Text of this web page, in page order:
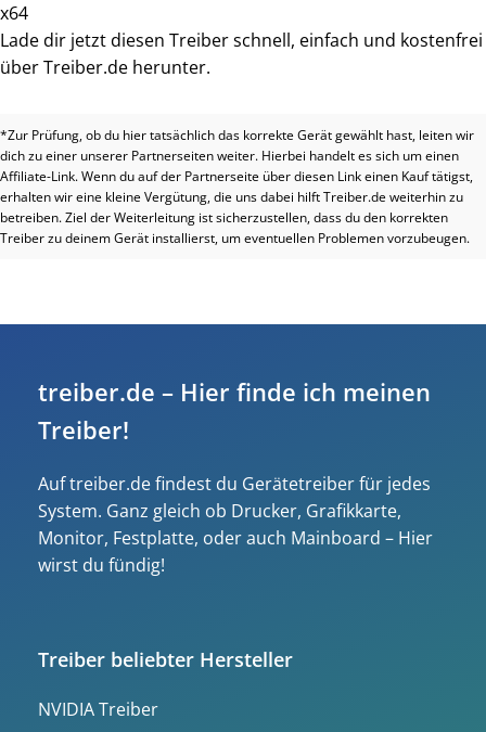
x64
Lade dir jetzt diesen Treiber schnell, einfach und kostenfrei
über Treiber.de herunter.
*Zur Prüfung, ob du hier tatsächlich das korrekte Gerät gewählt hast, leiten wir
dich zu einer unserer Partnerseiten weiter. Hierbei handelt es sich um einen
Affiliate-Link. Wenn du auf der Partnerseite über diesen Link einen Kauf tätigst,
erhalten wir eine kleine Vergütung, die uns dabei hilft Treiber.de weiterhin zu
betreiben. Ziel der Weiterleitung ist sicherzustellen, dass du den korrekten
Treiber zu deinem Gerät installierst, um eventuellen Problemen vorzubeugen.
treiber.de – Hier finde ich meinen
Treiber!
Auf treiber.de findest du Gerätetreiber für jedes
System. Ganz gleich ob Drucker, Grafikkarte,
Monitor, Festplatte, oder auch Mainboard – Hier
wirst du fündig!
Treiber beliebter Hersteller
NVIDIA Treiber